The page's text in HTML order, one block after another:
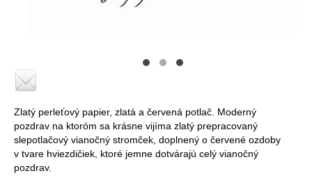
Zlatý perleťový papier, zlatá a červená potlač. Moderný
pozdrav na ktoróm sa krásne vijíma zlatý prepracovaný
slepotlačový vianočný stromček, doplnený o červené ozdoby
v tvare hviezdičiek, ktoré jemne dotvárajú celý vianočný
pozdrav.